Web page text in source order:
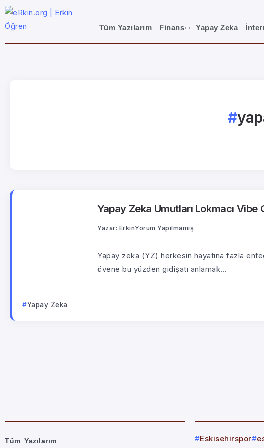
Tüm Yazılarım Finans Yapay Zeka
Yapay Zeka Umutları Lokmacı Vibe
Yazar: ErkinYorum Yapılmamış
Yapay zeka (YZ) herkesin hayatına fazla
övene bu yüzden gidişatı anlamak...
Yapay Zeka
Tüm Yazılarım Eskisehirspor